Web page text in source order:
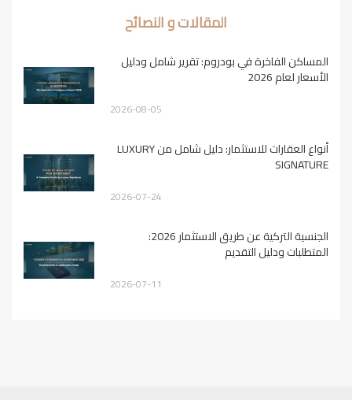
المقالات و النصائح
المساكن الفاخرة في بودروم: تقرير شامل ودليل
الأسعار لعام 2026
2026-08-05
أنواع العقارات للاستثمار: دليل شامل من LUXURY
SIGNATURE
2026-07-24
الجنسية التركية عن طريق الاستثمار 2026:
المتطلبات ودليل التقديم
2026-07-11